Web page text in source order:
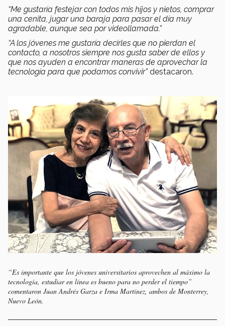
“Me gustaría festejar con todos mis hijos y nietos, comprar
una cenita, jugar una baraja para pasar el día muy
agradable, aunque sea por videollamada.”
“A los jóvenes me gustaría decirles que no pierdan el
contacto, a nosotros siempre nos gusta saber de ellos y
que nos ayuden a encontrar maneras de aprovechar la
tecnología para que podamos convivir”destacaron.
“Es importante que los jóvenes universitarios aprovechen al máximo la
tecnología, estudiar en línea es bueno para no perder el tiempo”
comentaron Juan Andrés Garza e Irma Martínez, ambos de Monterrey,
Nuevo León.